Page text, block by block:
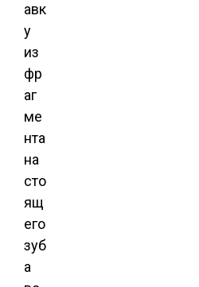
авк
у
из
фр
аг
ме
нта
на
сто
ящ
его
зуб
а